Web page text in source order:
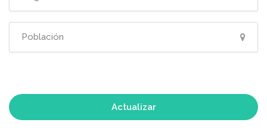
Actualizar